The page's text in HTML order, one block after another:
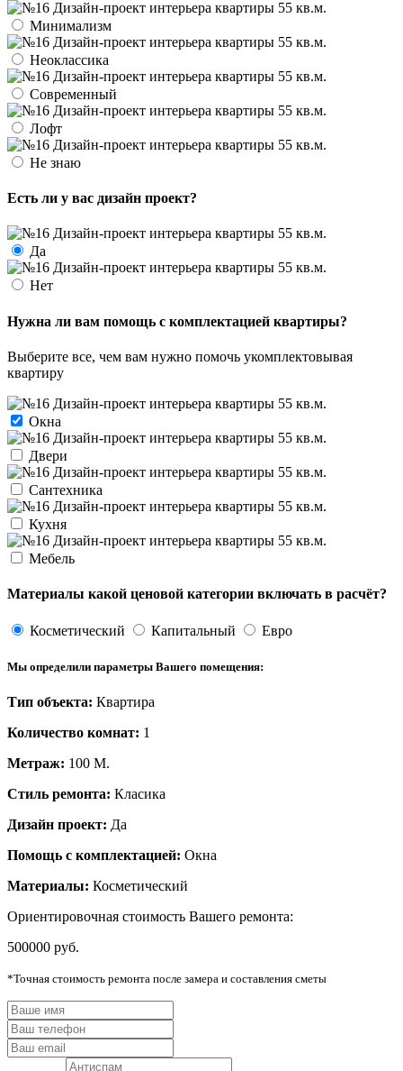
Минимализм
Неоклассика
Современный
Лофт
Не знаю
Есть ли у вас дизайн проект?
Да
Нет
Нужна ли вам помощь с комплектацией квартиры?
Выберите все, чем вам нужно помочь укомплектовывая
квартиру
Окна
Двери
Сантехника
Кухня
Мебель
Материалы какой ценовой категории включать в расчёт?
Косметический Капитальный Евро
Мы определили параметры Вашего помещения:
Тип объекта: Квартира
Количество комнат: 1
Метраж: 100 М.
Стиль ремонта: Класика
Дизайн проект: Да
Помощь с комплектацией: Окна
Материалы: Косметический
Ориентировочная cтоимость Вашего ремонта:
500000 руб.
*Точная стоимость ремонта после замера и составления сметы